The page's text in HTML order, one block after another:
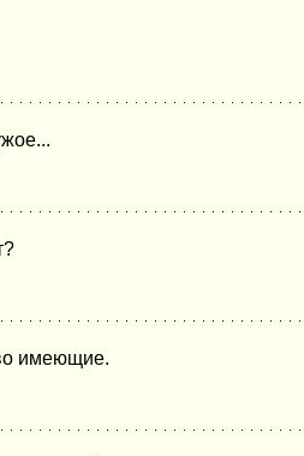
имеющие.